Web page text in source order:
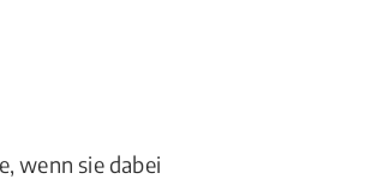
wenn sie dabei